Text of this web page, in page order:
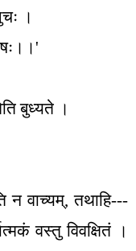
।
'
बुध्यते ।
न वाच्यम्,तथाहि---
वस्तु विवक्षितं ।